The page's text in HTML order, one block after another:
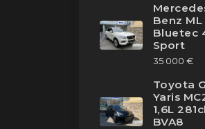
Benz ML
Bluetec
Sport
35 000 €
Toyota
Yaris
1,6L
BVA8